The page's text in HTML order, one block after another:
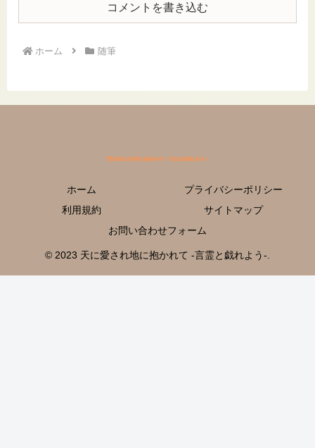
コメントを書き込む
ホーム 随筆
ホーム
プライバシーポリシー
利用規約
サイトマップ
お問い合わせフォーム
© 2023 天に愛され地に抱かれて -言霊と戯れよう-.